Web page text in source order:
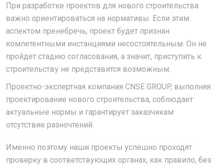
При разработке проектов для нового строительства
важно ориентироваться на нормативы. Если этим
аспектом пренебречь, проект будет признан
компетентными инстанциями несостоятельным. Он не
пройдет стадию согласования, а значит, приступить к
строительству не представится возможным.
Проектно-экспертная компания CNSE GROUP, выполняя
проектирование нового строительства, соблюдает
актуальные нормы и гарантирует заказчикам
отсутствие разночтений.
Именно поэтому наши проекты успешно проходят
проверку в соответствующих органах, как правило, без